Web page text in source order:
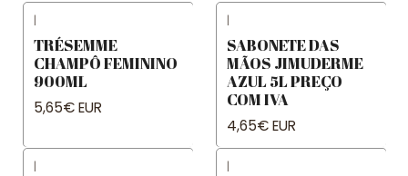
|
TRÉSEMME
CHAMPÔ FEMININO
900ML
5,65€ EUR
|
SABONETE DAS
MÃOS JIMUDERME
AZUL 5L PREÇO
COM IVA
4,65€ EUR
| |